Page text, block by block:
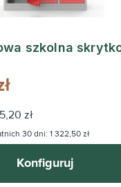
szkolna
zł
30 dni: 1 322,50 zł
Konfiguruj